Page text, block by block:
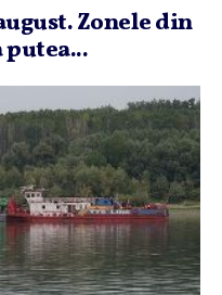
Zonele din
putea...